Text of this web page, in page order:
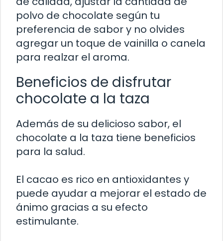
polvo de chocolate según tu
preferencia de sabor y no olvides
agregar un toque de vainilla o canela
para realzar el aroma.
Beneficios de disfrutar
chocolate a la taza
Además de su delicioso sabor, el
chocolate a la taza tiene beneficios
para la salud.
El cacao es rico en antioxidantes y
puede ayudar a mejorar el estado de
ánimo gracias a su efecto
estimulante.